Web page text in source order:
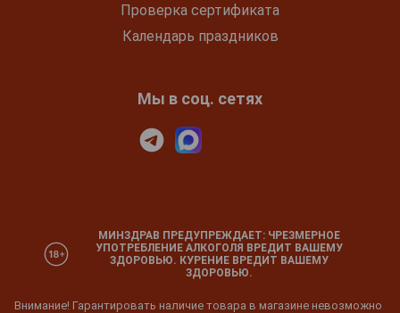
Проверка сертификата
Календарь праздников
Мы в соц. сетях
МИНЗДРАВ ПРЕДУПРЕЖДАЕТ: ЧРЕЗМЕРНОЕ
УПОТРЕБЛЕНИЕ АЛКОГОЛЯ ВРЕДИТ ВАШЕМУ
ЗДОРОВЬЮ. КУРЕНИЕ ВРЕДИТ ВАШЕМУ
ЗДОРОВЬЮ.
Внимание! Гарантировать наличие товара в магазине невозможно